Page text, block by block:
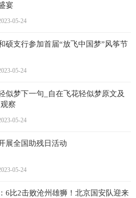
宴
05-24
硕支行参加首届“放飞中国梦”风筝节
05-24
似梦下一句_自在飞花轻似梦原文及
察
05-24
展全国助残日活动
05-24
6比2击败沧州雄狮！北京国安队迎来